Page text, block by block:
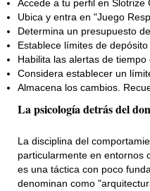
Accede a tu perfil en Slotrize
Ubica y entra en "Juego
Determina un presupuesto
Establece límites de
Habilita las alertas de
Considera establecer un
Almacena los cambios.
La psicología detrás del
La disciplina del
particularmente en entornos
es una táctica con poco
denominan como